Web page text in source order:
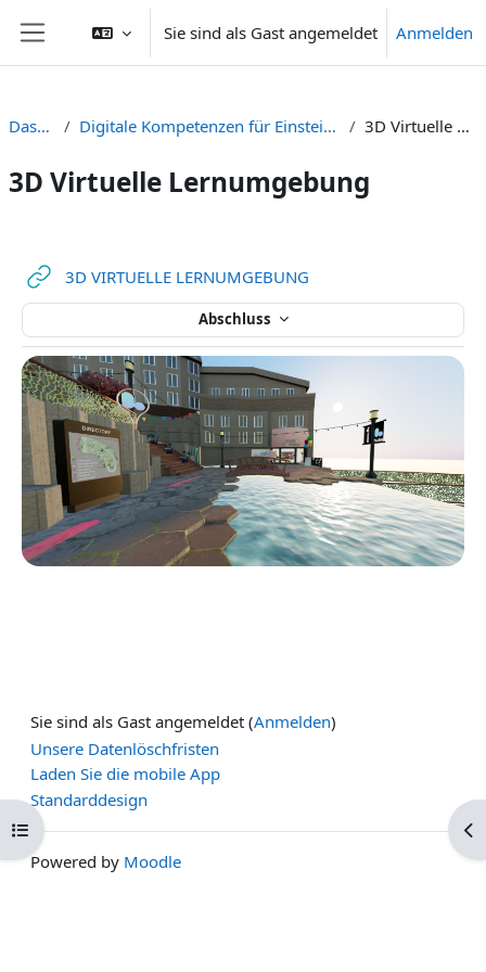
Website-Übersicht
Sie sind als Gast angemeldet Anmelden
Kursindex öffnen
Dashboard Digitale Kompetenzen für Einsteiger:innen NICHT VERWENDEN 3D Virtuelle Lernumgebung
3D Virtuelle Lernumgebung
3D VIRTUELLE LERNUMGEBUNG
Abschluss
Sie sind als Gast angemeldet (Anmelden)
Unsere Datenlöschfristen
Laden Sie die mobile App
Standarddesign
Powered by Moodle